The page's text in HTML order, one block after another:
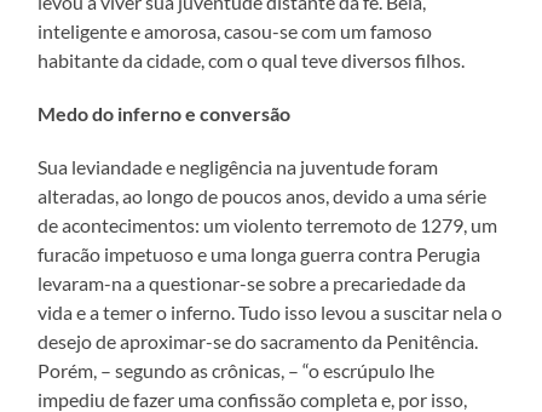
inteligente e amorosa, casou-se com um famoso
habitante da cidade, com o qual teve diversos filhos.
Medo do inferno e conversão
Sua leviandade e negligência na juventude foram
alteradas, ao longo de poucos anos, devido a uma série
de acontecimentos: um violento terremoto de 1279, um
furacão impetuoso e uma longa guerra contra Perugia
levaram-na a questionar-se sobre a precariedade da
vida e a temer o inferno. Tudo isso levou a suscitar nela o
desejo de aproximar-se do sacramento da Penitência.
Porém, – segundo as crônicas, – “o escrúpulo lhe
impediu de fazer uma confissão completa e, por isso,